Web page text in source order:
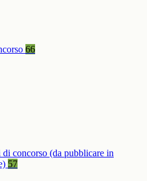
66
di concorso (da pubblicare in
57